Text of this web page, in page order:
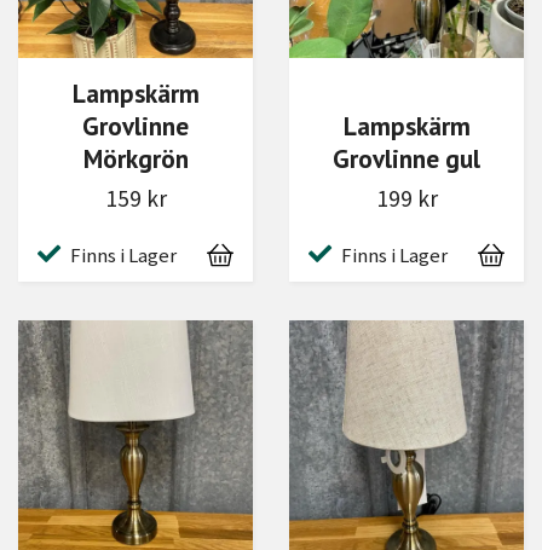
Lampskärm
Grovlinne
Mörkgrön
159 kr
Finns i Lager
Lampskärm
Grovlinne gul
199 kr
Finns i Lager